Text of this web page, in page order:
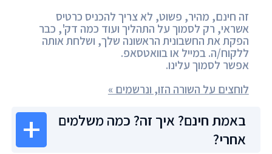
זה חינם, מהיר, פשוט, לא צריך להכניס כרטיס
אשראי, רק לסמוך על התהליך ועוד כמה דק', כבר
הפקת את החשבונית הראשונה שלך, ושלחת אותה
ללקוח/ה. במייל או בוואטסאפ.
אפשר לסמוך עלינו.
לוחצים על השורה הזו, ונרשמים »
באמת חינם? איך זה? כמה משלמים
אחרי?